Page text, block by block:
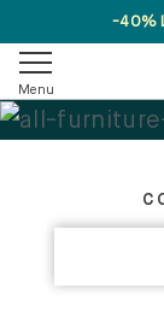
-40%
Menu
Tes